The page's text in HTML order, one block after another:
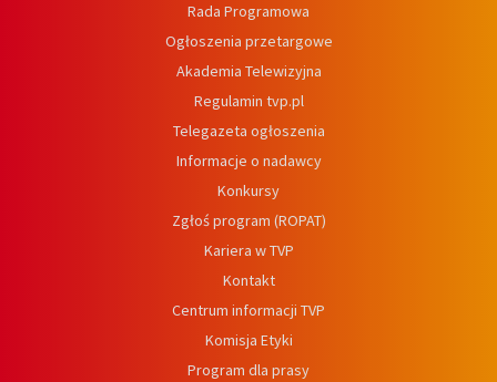
Rada Programowa
Ogłoszenia przetargowe
Akademia Telewizyjna
Regulamin tvp.pl
Telegazeta ogłoszenia
Informacje o nadawcy
Konkursy
Zgłoś program (ROPAT)
Kariera w TVP
Kontakt
Centrum informacji TVP
Komisja Etyki
Program dla prasy